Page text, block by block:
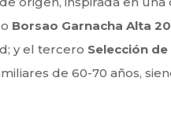
Borsao Garnacha Alta
y el tercero Selección
de 60-70 años,